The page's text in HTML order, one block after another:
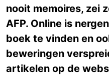
nooit memoires, zei
AFP. Online is
boek te vinden en
beweringen
artikelen op de